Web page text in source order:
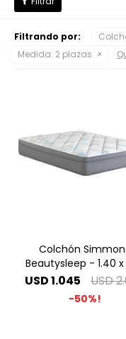
Filtrando por:
Medida: 2 plazas
Colchón
Beautysleep - 1.40 x
2 Plazas
USD1.045 USD
50